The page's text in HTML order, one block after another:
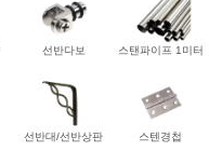
선반다보 스탠파이프 1미터
선반대/선반상판 스텐경첩